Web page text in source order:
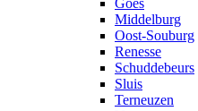
Goes
Middelburg
Oost-Souburg
Renesse
Schuddebeurs
Sluis
Terneuzen